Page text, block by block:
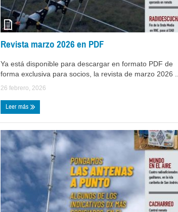
Revista marzo 2026 en PDF
Ya está disponible para descargar en formato PDF de
forma exclusiva para socios, la revista de marzo 2026 ...
26 febrero, 2026
Leer más